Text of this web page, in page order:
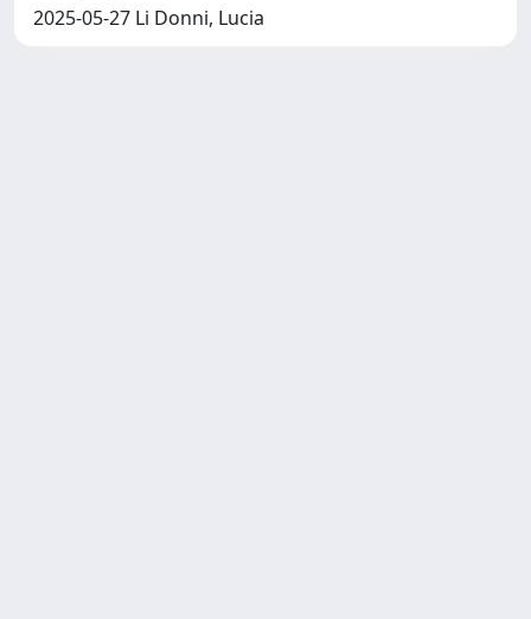
2025-05-27 Li Donni, Lucia